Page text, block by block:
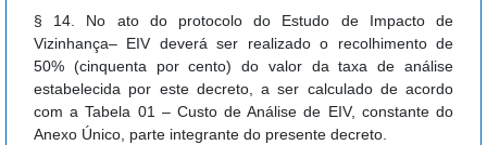
§ 14. No ato do protocolo do Estudo de Impacto de
Vizinhança– EIV deverá ser realizado o recolhimento de
50% (cinquenta por cento) do valor da taxa de análise
estabelecida por este decreto, a ser calculado de acordo
com a Tabela 01 – Custo de Análise de EIV, constante do
Anexo Único, parte integrante do presente decreto.